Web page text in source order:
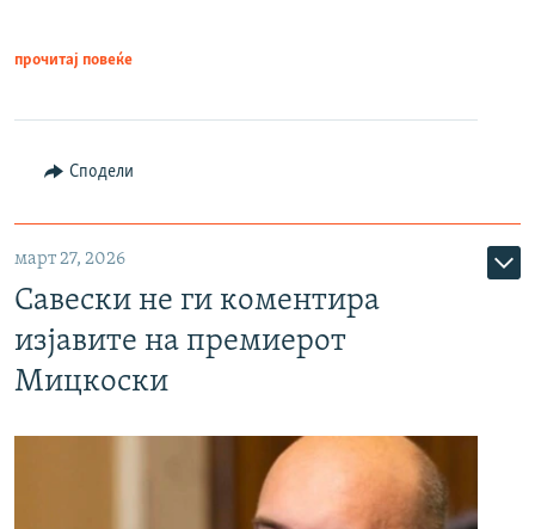
прочитај повеќе
Сподели
март 27, 2026
Савески не ги коментира
изјавите на премиерот
Мицкоски